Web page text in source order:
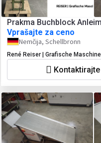
Prakma Buchblock
Vprašajte za ceno
Nemčija, Schellbronn
René Reiser | Grafische